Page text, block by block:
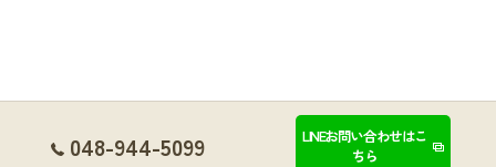
048-944-5099
LINEお問い合わせはこ
ちら